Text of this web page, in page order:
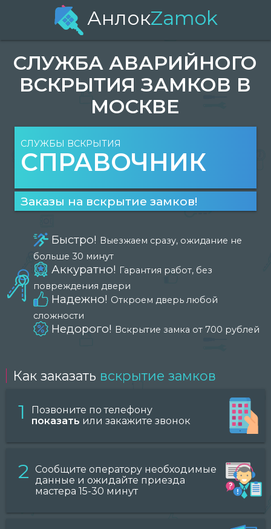
АнлокZamok
СЛУЖБА АВАРИЙНОГО
ВСКРЫТИЯ ЗАМКОВ В
МОСКВЕ
СЛУЖБЫ ВСКРЫТИЯ
СПРАВОЧНИК
Заказы на вскрытие замков!
Быстро! Выезжаем сразу, ожидание не
больше 30 минут
Аккуратно! Гарантия работ, без
повреждения двери
Надежно! Откроем дверь любой
сложности
Недорого! Вскрытие замка от 700 рублей
Как заказать вскрытие замков
1
Позвоните по телефону
показать или закажите звонок
2 Сообщите оператору необходимые
данные и ожидайте приезда
мастера 15-30 минут